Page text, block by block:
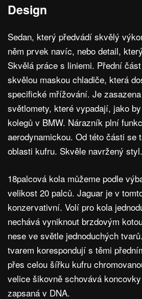
Design
Sedan, který předvádí skvělý
něm prvek navíc, nebo detail,
Skvělá práce s liniemi. Přední
skvělou maskou chladiče, která
specifické mřížování. Je
světlomety, které vypadají, jako
kolegů v BMW. Nárazník plní
aerodynamickou. Od této části se
oblasti kufru. Skvěle navržený styl.
18palcová kola můžeme podle
velikost 20 palců. Jaguar je v
konzervativní. Volí pro kola
nechává vyniknout brzdovým
nese ve světle jednoduchých
tvarem korespondují s těmi
přes celou šířku kufru
velice šikovně schovává
zapsaná v DNA.